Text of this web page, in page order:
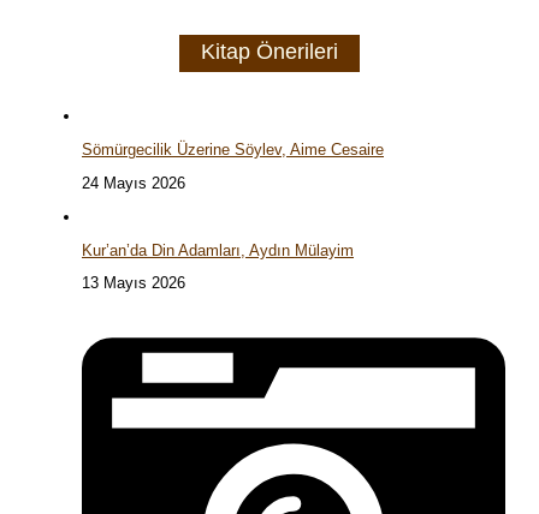
Kitap Önerileri
Sömürgecilik Üzerine Söylev, Aime Cesaire
24 Mayıs 2026
Kur’an’da Din Adamları, Aydın Mülayim
13 Mayıs 2026